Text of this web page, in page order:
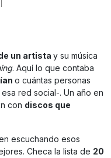
un artista y su música
. Aquí lo que contaba
o cuántas personas
esa red social-. Un año en
con discos que
escuchando esos
Checa la lista de 20